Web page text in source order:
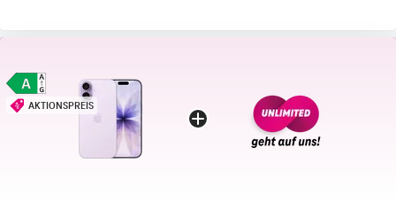
AKTIONSPREIS